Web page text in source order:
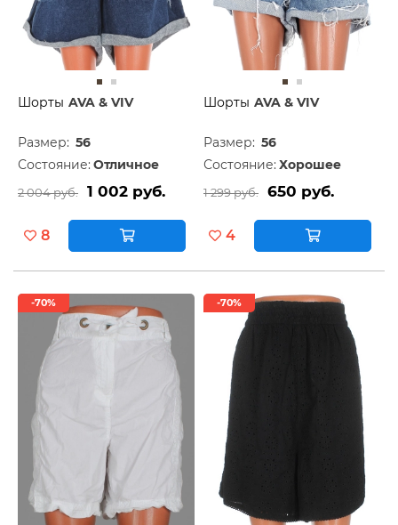
Шорты AVA & VIV
Размер: 56
Состояние: Отличное
2 004 руб. 1 002 руб.
8
Шорты AVA & VIV
Размер: 56
Состояние: Хорошее
1 299 руб. 650 руб.
4
-70% -70%